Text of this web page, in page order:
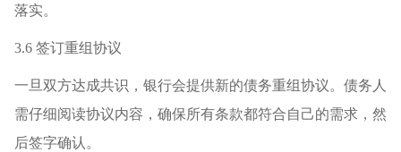
落实。
3.6 签订重组协议
一旦双方达成共识，银行会提供新的债务重组协议。债务人
需仔细阅读协议内容，确保所有条款都符合自己的需求，然
后签字确认。